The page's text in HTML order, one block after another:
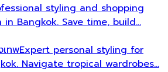
styling and shopping
Bangkok. Save time, build…
เทพExpert personal styling for
Navigate tropical wardrobes…